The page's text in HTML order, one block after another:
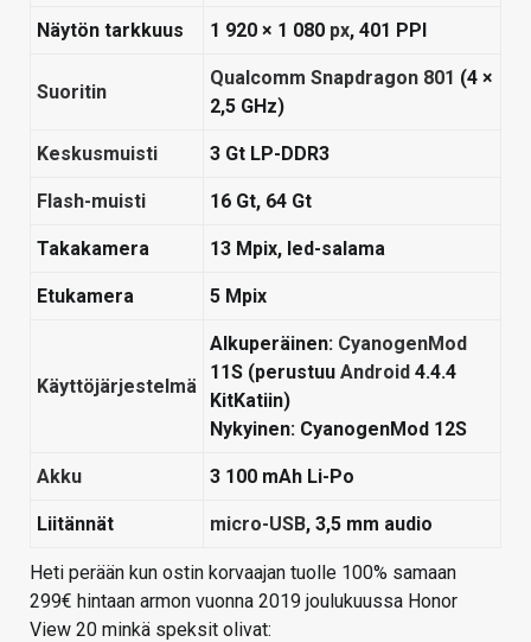
Näytön tarkkuus 1 920 × 1 080 px, 401 PPI
Suoritin
Qualcomm Snapdragon 801 (4 ×
2,5 GHz)
Keskusmuisti 3 Gt LP-DDR3
Flash-muisti 16 Gt, 64 Gt
Takakamera 13 Mpix, led-salama
Etukamera 5 Mpix
Käyttöjärjestelmä
Alkuperäinen: CyanogenMod
11S (perustuu Android 4.4.4
KitKatiin)
Nykyinen: CyanogenMod 12S
Akku 3 100 mAh Li-Po
Liitännät micro-USB, 3,5 mm audio
Heti perään kun ostin korvaajan tuolle 100% samaan
299€ hintaan armon vuonna 2019 joulukuussa Honor
View 20 minkä speksit olivat: